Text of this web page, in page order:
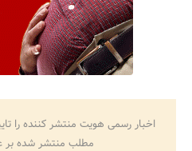
اخبار رسمی هویت منتشر کننده را
مطلب منتشر شده بر